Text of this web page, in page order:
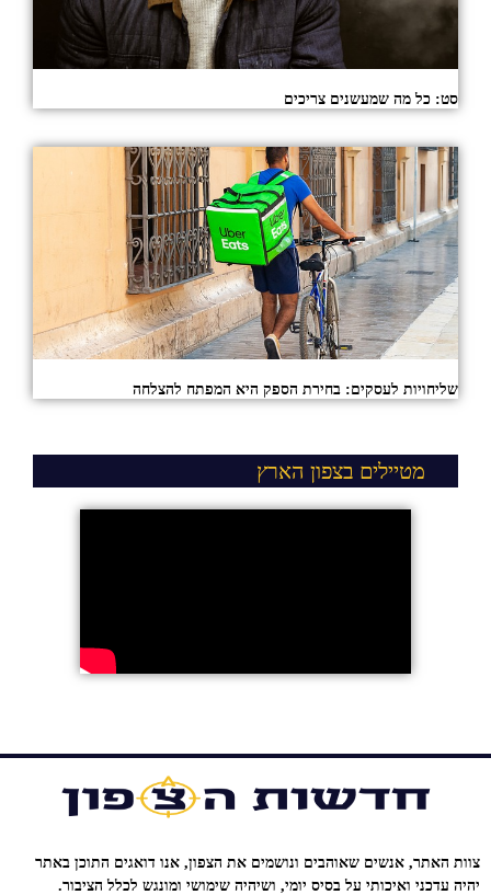
סט: כל מה שמעשנים צריכים
שליחויות לעסקים: בחירת הספק היא המפתח להצלחה
מטיילים בצפון הארץ
צוות האתר, אנשים שאוהבים ונושמים את הצפון, אנו דואגים התוכן באתר
יהיה עדכני ואיכותי על בסיס יומי, ושיהיה שימושי ומונגש לכלל הציבור.